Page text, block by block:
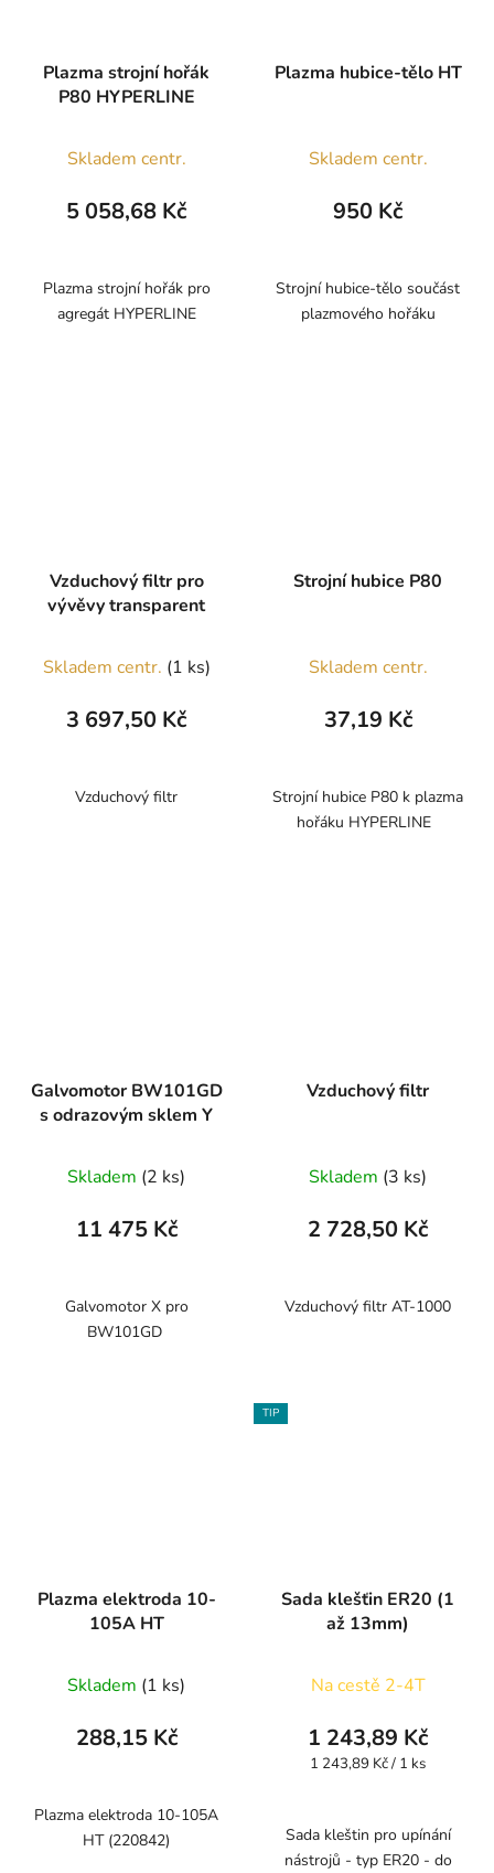
Plazma strojní hořák
P80 HYPERLINE
Skladem centr.
5 058,68 Kč
Plazma strojní hořák pro
agregát HYPERLINE
Plazma hubice-tělo HT
Skladem centr.
950 Kč
Strojní hubice-tělo součást
plazmového hořáku
Vzduchový filtr pro
vývěvy transparent
Skladem centr. (1 ks)
3 697,50 Kč
Vzduchový filtr
Strojní hubice P80
Skladem centr.
37,19 Kč
Strojní hubice P80 k plazma
hořáku HYPERLINE
Galvomotor BW101GD
s odrazovým sklem Y
Skladem (2 ks)
11 475 Kč
Galvomotor X pro
BW101GD
Vzduchový filtr
Skladem (3 ks)
2 728,50 Kč
Vzduchový filtr AT-1000
Plazma elektroda 10-
105A HT
Skladem (1 ks)
288,15 Kč
Plazma elektroda 10-105A
HT (220842)
TIP
Sada klešťin ER20 (1
až 13mm)
Na cestě 2-4T
1 243,89 Kč
Měrná
1 243,89 Kč / 1 ks
Sada kleštin pro upínání
nástrojů - typ ER20 - do